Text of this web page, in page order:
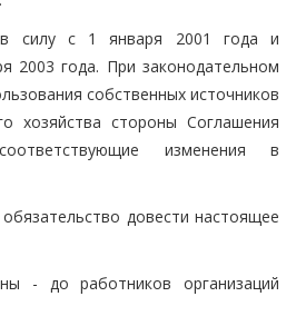
в силу с 1 января 2001 года и
2003 года. При законодательном
собственных источников
хозяйства стороны Соглашения
изменения в
довести настоящее
- до работников организаций